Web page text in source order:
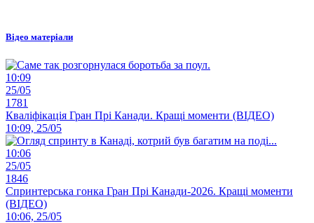
Відео матеріали
10:09
25/05
1781
Кваліфікація Гран Прі Канади. Кращі моменти (ВІДЕО)
10:09, 25/05
10:06
25/05
1846
Спринтерська гонка Гран Прі Канади-2026. Кращі моменти
(ВІДЕО)
10:06, 25/05